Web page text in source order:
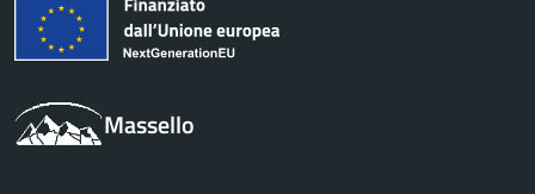
Massello